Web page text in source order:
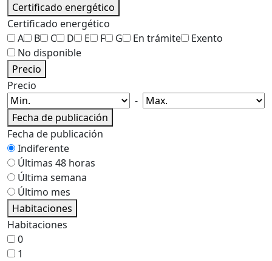
Certificado energético
Certificado energético
A
B C D E F G En trámite
Exento
No disponible
Precio
Precio
-
Fecha de publicación
Fecha de publicación
Indiferente
Últimas 48 horas
Última semana
Último mes
Habitaciones
Habitaciones
0
1